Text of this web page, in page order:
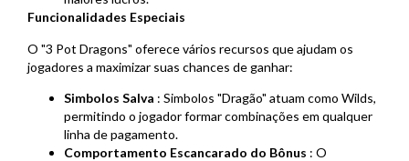
Funcionalidades Especiais
O "3 Pot Dragons" oferece vários recursos que ajudam os
jogadores a maximizar suas chances de ganhar:
Simbolos Salva : Simbolos "Dragão" atuam como Wilds,
permitindo o jogador formar combinações em qualquer
linha de pagamento.
Comportamento Escancarado do Bônus : O